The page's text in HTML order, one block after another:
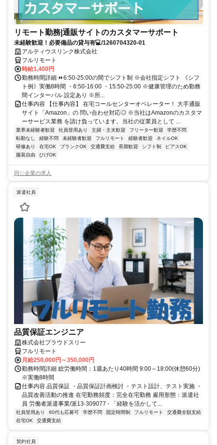
リモート勤務|通販サイトのカスタマーサポート
未経験歓迎！必要備品の貸与有💻/1260704320-01
アルティウスリンク株式会社
フルリモート
時給1,400円
勤務時間詳細 ⏩6:50-25:00の間でシフト制 ※会社指定シフト 《シフ
ト例》実働8時間 ・6:50-16:00 ・15:50-25:00 ※健康管理のため勤務
間インターバル 設定あり ※所...
仕事内容 【仕事内容】 在宅コールセンターオペレーター！ 大手通販
サイト「Amazon」の 問い合わせ対応◎ ※当社はAmazonのカスタマ
ーサービス業務 を請け負っています。当社の従業員として ...
業界未経験者歓迎 社員登用あり 主婦・主夫歓迎 フリーター歓迎
学歴不問
転勤なし
経験不問 未経験者歓迎 フルリモート 経験者歓迎
ネイルOK
研修あり
在宅OK ブランクOK 交通費支給 長期歓迎 シフト制
ピアスOK
服装自由
ひげOK
同じ企業の求人
派遣社員
品質保証エンジニア
株式会社プラウドスリー
フルリモート
月給250,000円～350,000円
勤務時間詳細 総労働時間：1週あたり40時間 9:00～18:00(休憩60分)
※実働8時間
仕事内容 品質保証 ・品質保証計画検討 ・テスト設計、テスト実施 ・
品質改善活動の推進 在宅勤務頻度：完全在宅勤務 雇用形態：派遣社
員 労働者派遣事業/派13-309077 - 「経験を活かして...
社員登用あり 60代も応募可 学歴不問 固定時間制 フルリモート
交通費全額支給
在宅OK
交通費支給
契約社員